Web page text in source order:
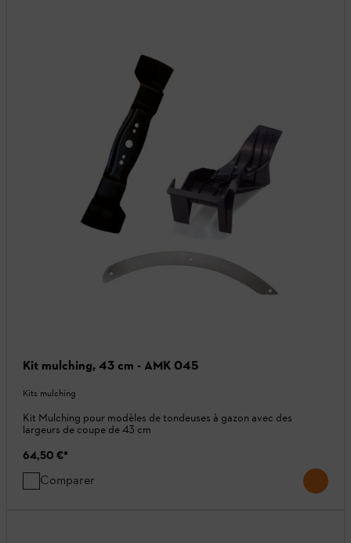
Kit mulching, 43 cm - AMK 045
Kits mulching
Kit Mulching pour modèles de tondeuses à gazon avec des
largeurs de coupe de 43 cm
64,50 €*
Comparer